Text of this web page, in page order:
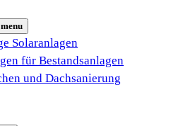
Solaranlagen
für Bestandsanlagen
und Dachsanierung